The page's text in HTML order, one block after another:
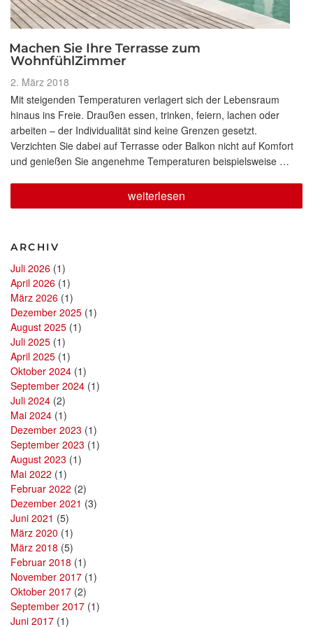
Machen Sie Ihre Terrasse zum
WohnfühlZimmer
Veröffentlicht
am
2. März 2018
Mit steigenden Temperaturen verlagert sich der Lebensraum
hinaus ins Freie. Draußen essen, trinken, feiern, lachen oder
arbeiten – der Individualität sind keine Grenzen gesetzt.
Verzichten Sie dabei auf Terrasse oder Balkon nicht auf Komfort
und genießen Sie angenehme Temperaturen beispielsweise …
„Machen
Sie
weiterlesen
ARCHIV
Juli 2026 (1)
April 2026 (1)
März 2026 (1)
Dezember 2025 (1)
August 2025 (1)
Juli 2025 (1)
April 2025 (1)
Oktober 2024 (1)
September 2024 (1)
Juli 2024 (2)
Mai 2024 (1)
Dezember 2023 (1)
September 2023 (1)
August 2023 (1)
Mai 2022 (1)
Februar 2022 (2)
Dezember 2021 (3)
Juni 2021 (5)
März 2020 (1)
März 2018 (5)
Februar 2018 (1)
November 2017 (1)
Oktober 2017 (2)
September 2017 (1)
Juni 2017 (1)